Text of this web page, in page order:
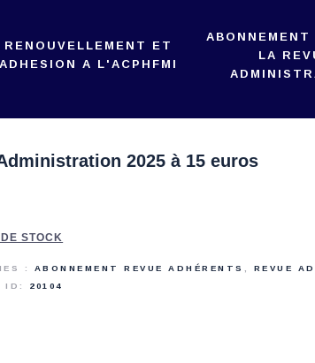
RENOUVELLEMENT ET
ADHESION A L'ACPHFMI
LA
2025 à 15 euros
STOCK
: ABONNEMENT REVUE ADHÉRENTS
REVUE
ID: 20104